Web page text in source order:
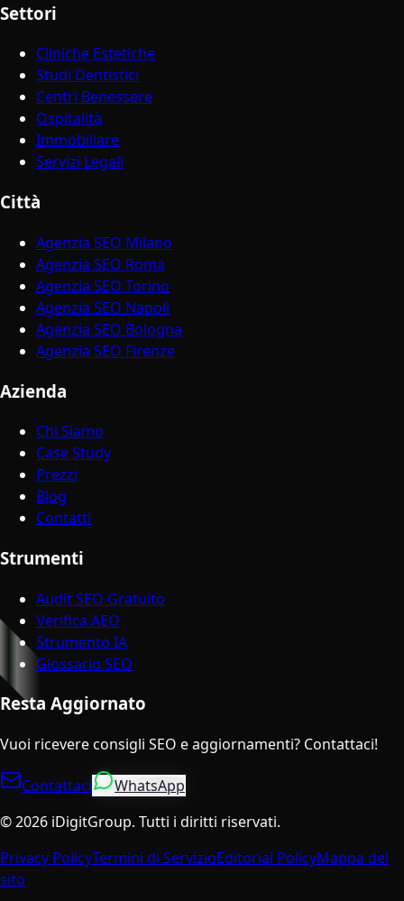
Settori
Cliniche Estetiche
Studi Dentistici
Centri Benessere
Ospitalità
Immobiliare
Servizi Legali
Città
Agenzia SEO Milano
Agenzia SEO Roma
Agenzia SEO Torino
Agenzia SEO Napoli
Agenzia SEO Bologna
Agenzia SEO Firenze
Azienda
Chi Siamo
Case Study
Prezzi
Blog
Contatti
Strumenti
Audit SEO Gratuito
Verifica AEO
Strumento IA
Glossario SEO
Resta Aggiornato
Vuoi ricevere consigli SEO e aggiornamenti? Contattaci!
Contattaci
WhatsApp
©2026 iDigitGroup. Tutti i diritti riservati.
Privacy PolicyTermini di ServizioEditorial PolicyMappa del
sito